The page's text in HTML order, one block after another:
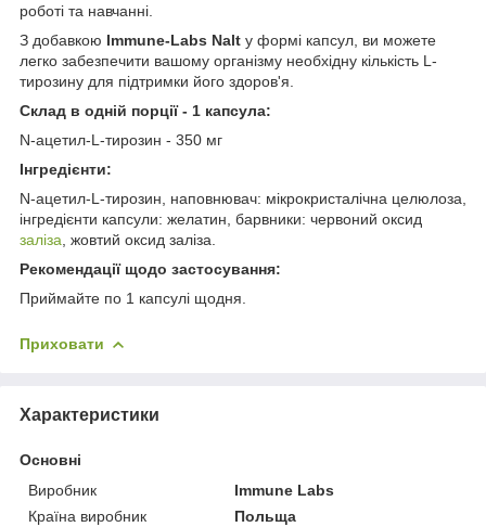
роботі та навчанні.
З добавкою Immune-Labs Nalt у формі капсул, ви можете
легко забезпечити вашому організму необхідну кількість L-
тирозину для підтримки його здоров'я.
Склад в одній порції - 1 капсула:
N-ацетил-L-тирозин - 350 мг
Інгредієнти:
N-ацетил-L-тирозин, наповнювач: мікрокристалічна целюлоза,
інгредієнти капсули: желатин, барвники: червоний оксид
заліза , жовтий оксид заліза.
Рекомендації щодо застосування:
Приймайте по 1 капсулі щодня.
Приховати
Характеристики
Основні
Виробник
Immune Labs
Країна виробник
Польща